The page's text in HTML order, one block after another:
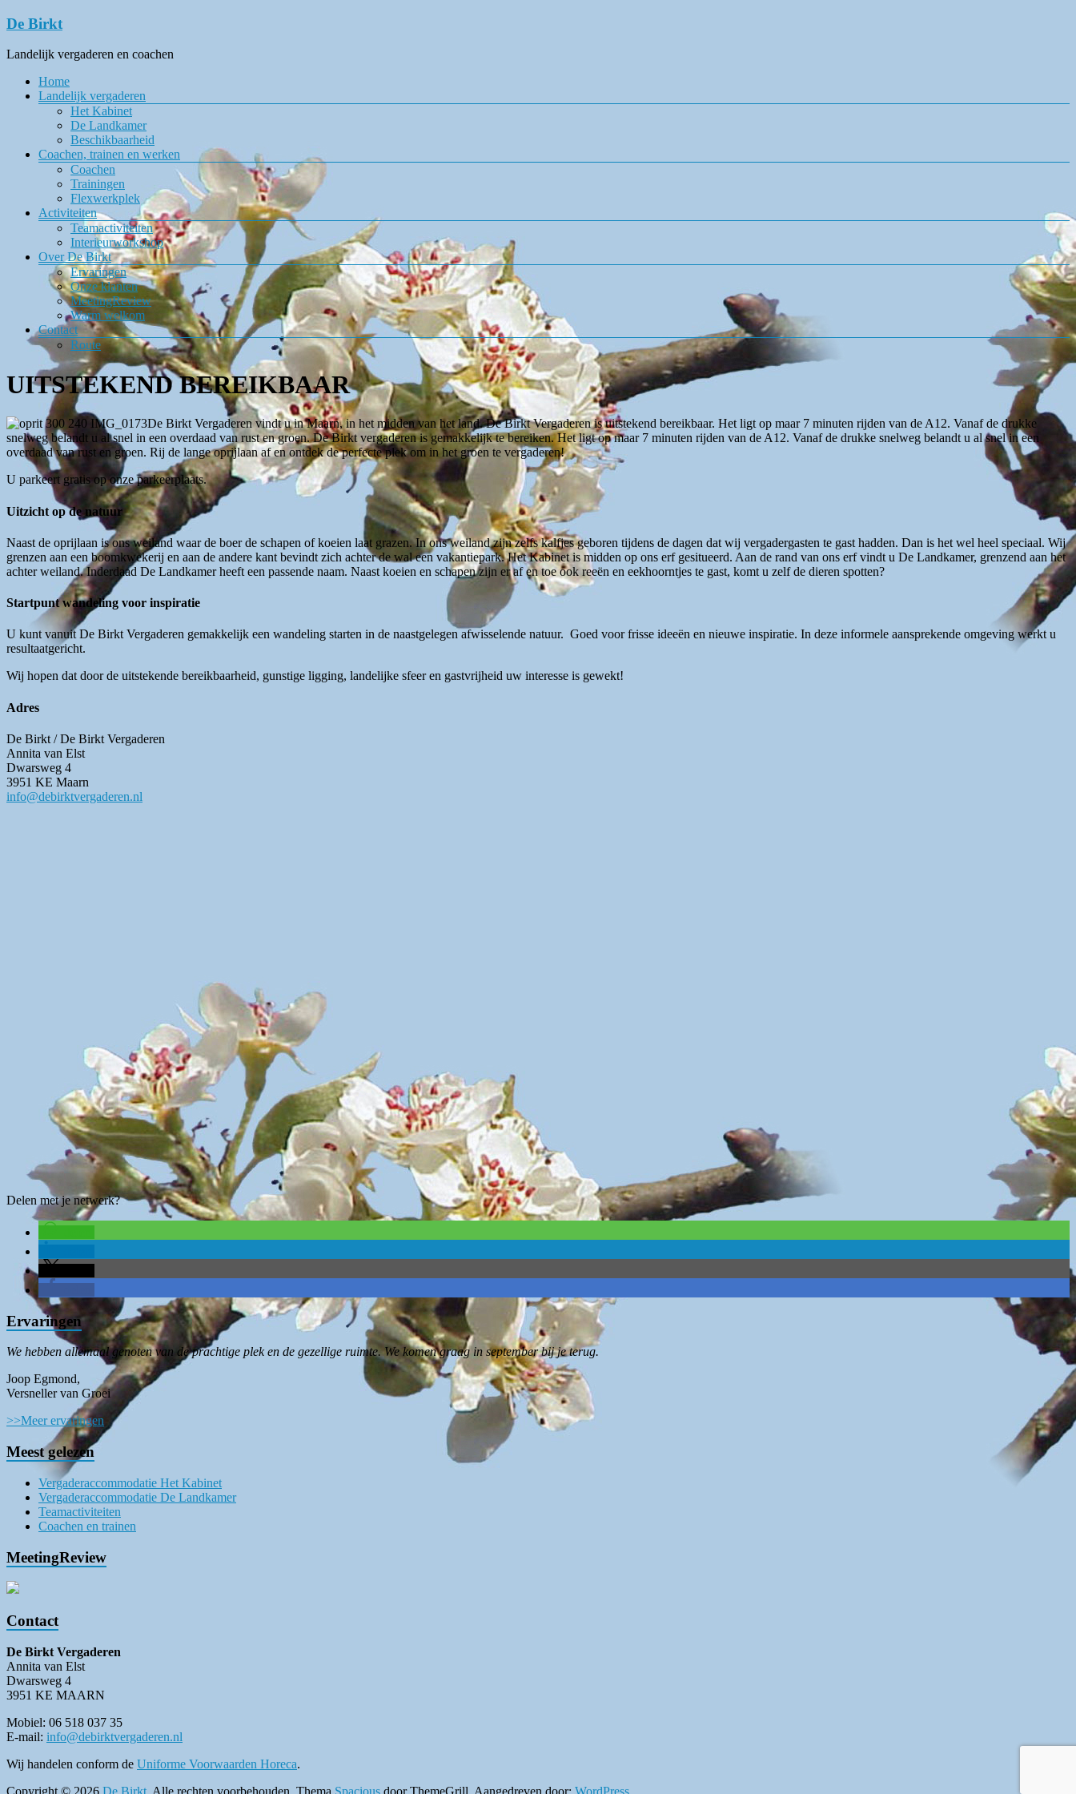
Ga
de
De Birkt
Landelijk vergaderen en coachen
Menu
Home
Landelijk vergaderen
Het Kabinet
De Landkamer
Beschikbaarheid
Coachen, trainen en werken
Coachen
Trainingen
Flexwerkplek
Activiteiten
Teamactiviteiten
Interieurworkshop
Over De Birkt
Ervaringen
Onze klanten
MeetingReview
Warm welkom
Contact
Route
UITSTEKEND BEREIKBAAR
De Birkt Vergaderen vindt u in Maarn, in het midden van het land. De Birkt Vergaderen is uitstekend bereikbaar. Het ligt op maar 7 minuten rijden van de A12. Vanaf de drukke
snelweg belandt u al snel in een overdaad van rust en groen. De Birkt vergaderen is gemakkelijk te bereiken. Het ligt op maar 7 minuten rijden van de A12. Vanaf de drukke snelweg belandt u al snel in een
overdaad van rust en groen. Rij de lange oprijlaan af en ontdek de perfecte plek om in het groen te vergaderen!
U parkeert gratis op onze parkeerplaats.
Uitzicht op de natuur
Naast de oprijlaan is ons weiland waar de boer de schapen of koeien laat grazen. In ons weiland zijn zelfs kalfjes geboren tijdens de dagen dat wij vergadergasten te gast hadden. Dan is het wel heel speciaal. Wij
grenzen aan een boomkwekerij en aan de andere kant bevindt zich achter de wal een vakantiepark. Het Kabinet is midden op ons erf gesitueerd. Aan de rand van ons erf vindt u De Landkamer, grenzend aan het
achter weiland. Inderdaad De Landkamer heeft een passende naam. Naast koeien en schapen zijn er af en toe ook reeën en eekhoorntjes te gast, komt u zelf de dieren spotten?
Startpunt wandeling voor inspiratie
U kunt vanuit De Birkt Vergaderen gemakkelijk een wandeling starten in de naastgelegen afwisselende natuur. Goed voor frisse ideeën en nieuwe inspiratie. In deze informele aansprekende omgeving werkt u
resultaatgericht.
Wij hopen dat door de uitstekende bereikbaarheid, gunstige ligging, landelijke sfeer en gastvrijheid uw interesse is gewekt!
Adres
De Birkt / De Birkt Vergaderen
Annita van Elst
Dwarsweg 4
3951 KE Maarn
info@debirktvergaderen.nl
Delen met je netwerk?
Ervaringen
We hebben allemaal genoten van de prachtige plek en de gezellige ruimte. We komen graag in september bij je terug.
Joop Egmond,
Versneller van Groei
>>Meer ervaringen
Meest gelezen
Vergaderaccommodatie Het Kabinet
Vergaderaccommodatie De Landkamer
Teamactiviteiten
Coachen en trainen
MeetingReview
Contact
De Birkt Vergaderen
Annita van Elst
Dwarsweg 4
3951 KE MAARN
Mobiel: 06 518 037 35
E-mail: info@debirktvergaderen.nl
Wij handelen conform de Uniforme Voorwaarden Horeca.
Copyright © 2026 De Birkt . Alle rechten voorbehouden. Thema Spacious door ThemeGrill. Aangedreven door: WordPress